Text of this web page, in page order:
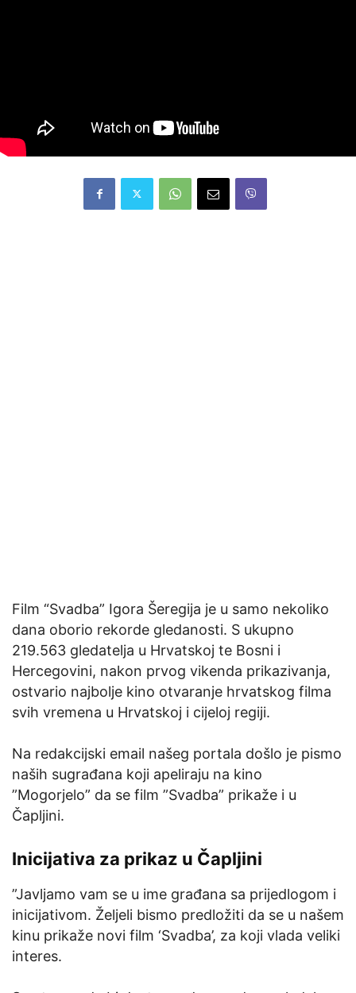
Film “Svadba” Igora Šeregija je u samo nekoliko
dana oborio rekorde gledanosti. S ukupno
219.563 gledatelja u Hrvatskoj te Bosni i
Hercegovini, nakon prvog vikenda prikazivanja,
ostvario najbolje kino otvaranje hrvatskog filma
svih vremena u Hrvatskoj i cijeloj regiji.
Na redakcijski email našeg portala došlo je pismo
naših sugrađana koji apeliraju na kino
”Mogorjelo” da se film ”Svadba” prikaže i u
Čapljini.
Inicijativa za prikaz u Čapljini
”Javljamo vam se u ime građana sa prijedlogom i
inicijativom. Željeli bismo predložiti da se u našem
kinu prikaže novi film ‘Svadba’, za koji vlada veliki
interes.